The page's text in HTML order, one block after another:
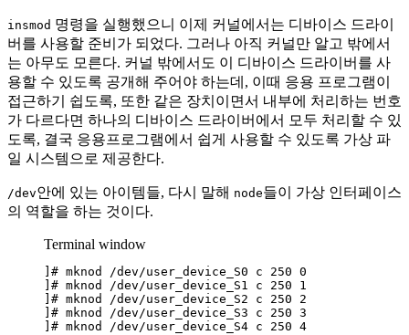
insmod 명령을 실행했으니 이제 커널에서는 디바이스 드라이
버를 사용할 준비가 되었다. 그러나 아직 커널만 알고 밖에서
는 아무도 모른다. 커널 밖에서도 이 디바이스 드라이버를 사
용할 수 있도록 공개해 주어야 하는데, 이때 응용 프로그램이
접근하기 쉽도록, 또한 같은 장치이면서 내부에 처리하는 번호
가 다르다면 하나의 디바이스 드라이버에서 모두 처리할 수 있
도록, 결국 응용프로그램에서 쉽게 사용할 수 있도록 가상 파
일 시스템으로 제공한다.
/dev안에 있는 아이템들, 다시 말해 node들이 가상 인터페이스
의 역할을 하는 것이다.
Terminal window
]# mknod /dev/user_device_S0 c 250 0
]# mknod /dev/user_device_S1 c 250 1
]# mknod /dev/user_device_S2 c 250 2
]# mknod /dev/user_device_S3 c 250 3
]# mknod /dev/user_device_S4 c 250 4